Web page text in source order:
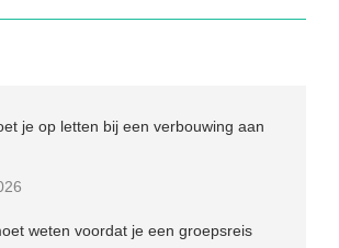
je op letten bij een verbouwing aan
weten voordat je een groepsreis